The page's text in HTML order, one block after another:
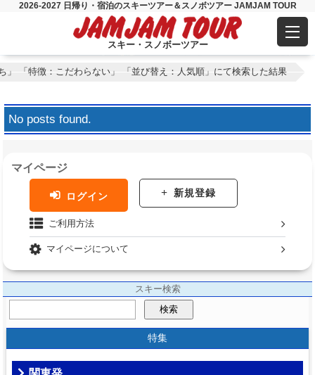
2026-2027 日帰り・宿泊のスキーツアー＆スノボツアー JAMJAM TOUR
スキー・スノボーツアー
「特徴：こだわらない」 「並び替え：人気順」にて検索した結果
No posts found.
マイページ
ログイン 新規登録
ご利用方法
マイページについて
スキー検索
検索
特集